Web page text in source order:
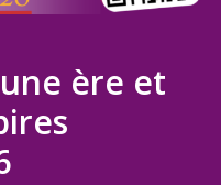
ère et